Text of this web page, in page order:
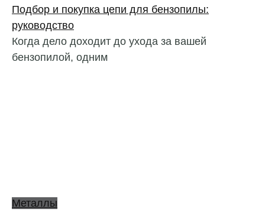
Подбор и покупка цепи для бензопилы:
руководство
Когда дело доходит до ухода за вашей
бензопилой, одним
Металлы